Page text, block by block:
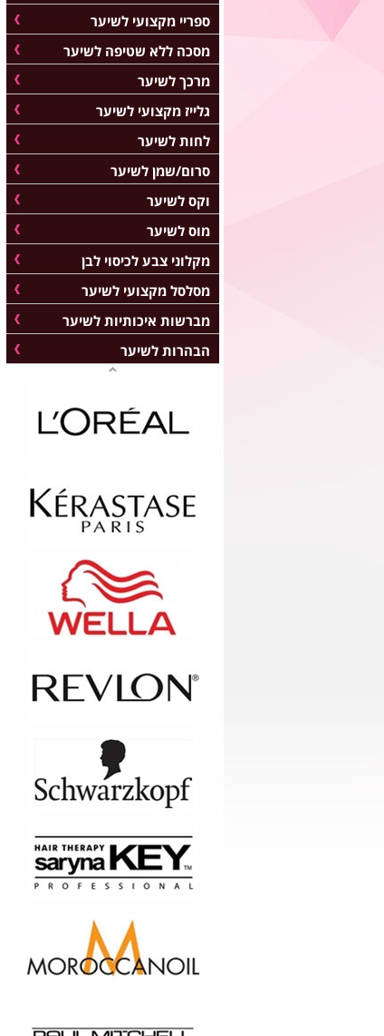
ספריי מקצועי לשיער
מסכה ללא שטיפה לשיער
מרכך לשיער
גלייז מקצועי לשיער
לחות לשיער
סרום/שמן לשיער
וקס לשיער
מוס לשיער
מקלוני צבע לכיסוי לבן
מסלסל מקצועי לשיער
מברשות איכותיות לשיער
הבהרות לשיער